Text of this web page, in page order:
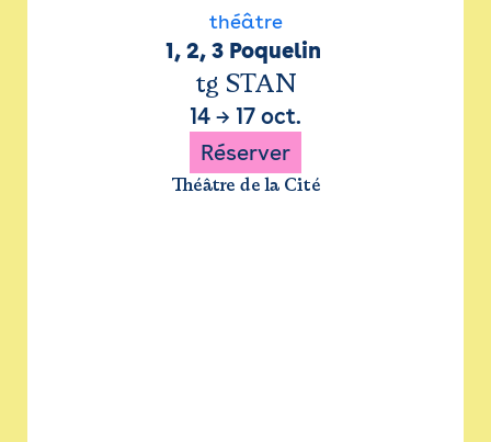
théâtre
1, 2, 3 Poquelin
tg STAN
14 → 17 oct.
Réserver
Théâtre de la Cité